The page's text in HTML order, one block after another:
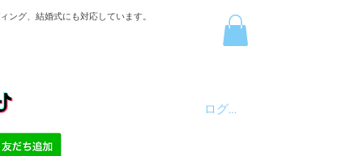
ング、結婚式にも対応しています。
ログイン